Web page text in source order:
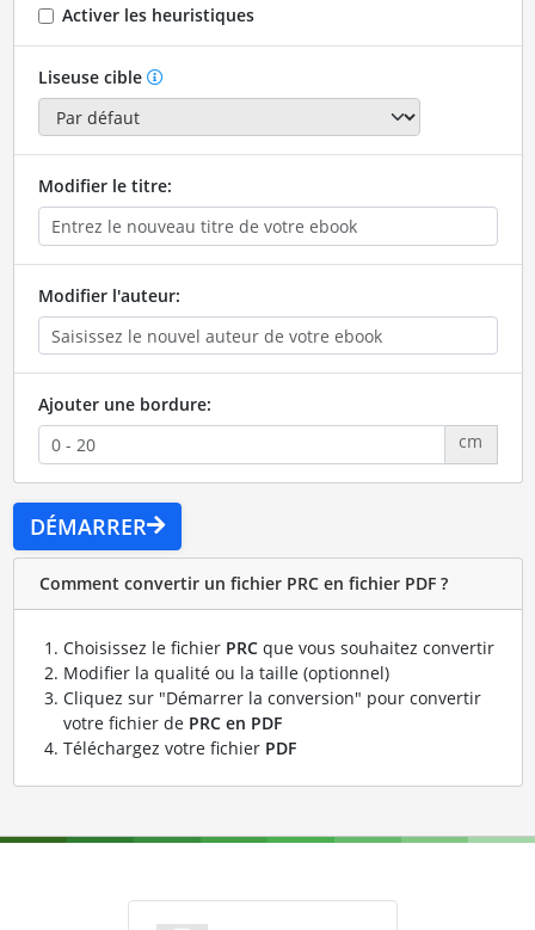
Activer les heuristiques
Liseuse cible
Modifier le titre:
Modifier l'auteur:
Ajouter une bordure:
cm
DÉMARRER
Comment convertir un fichier PRC en fichier PDF ?
Choisissez le fichier PRCque vous souhaitez convertir
Modifier la qualité ou la taille (optionnel)
Cliquez sur "Démarrer la conversion" pour convertir
votre fichier de PRC en PDF
Téléchargez votre fichier PDF